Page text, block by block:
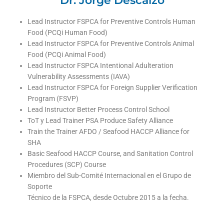
Lead Instructor FSPCA for Preventive Controls Human
Food (PCQi Human Food)
Lead Instructor FSPCA for Preventive Controls Animal
Food (PCQi Animal Food)
Lead Instructor FSPCA Intentional Adulteration
Vulnerability Assessments (IAVA)
Lead Instructor FSPCA for Foreign Supplier Verification
Program (FSVP)
Lead Instructor Better Process Control School
ToT y Lead Trainer PSA Produce Safety Alliance
Train the Trainer AFDO / Seafood HACCP Alliance for
SHA
Basic Seafood HACCP Course, and Sanitation Control
Procedures (SCP) Course
Miembro del Sub-Comité Internacional en el Grupo de
Soporte
Técnico de la FSPCA, desde Octubre 2015 a la fecha.